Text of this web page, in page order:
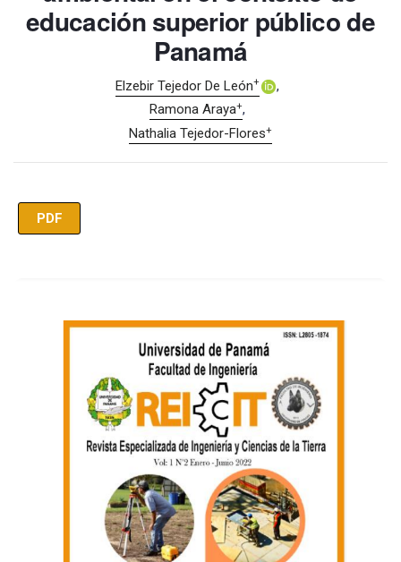
educación superior público de
Panamá
Elzebir Tejedor De León+
Ramona Araya+
Nathalia Tejedor-Flores+
PDF